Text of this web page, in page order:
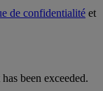
de confidentialité et
been exceeded.